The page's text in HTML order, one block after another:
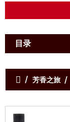
目录
芳香之旅